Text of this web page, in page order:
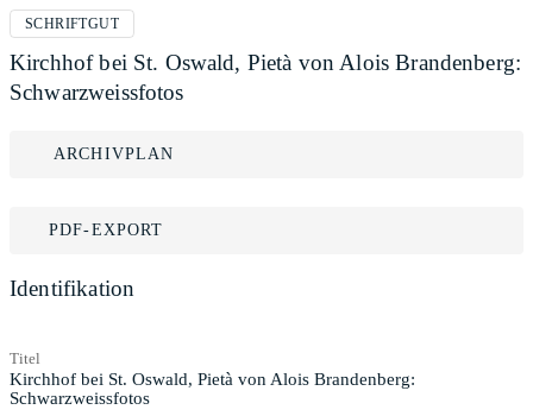
SCHRIFTGUT
Kirchhof bei St. Oswald, Pietà von Alois Brandenberg:
Schwarzweissfotos
ARCHIVPLAN
PDF-EXPORT
Identifikation
Titel
Kirchhof bei St. Oswald, Pietà von Alois Brandenberg:
Schwarzweissfotos